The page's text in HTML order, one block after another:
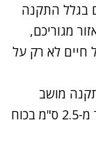
בגלל התקנה
מגוריכם,
חיים לא רק על
מושב
הבטיחות מחליק על פני מושב הרכב יותר מ-2.5 ס"מ בכוח